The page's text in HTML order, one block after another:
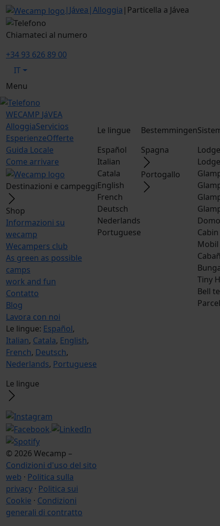
| Jávea |Alloggia | Particella a Jávea
Chiamateci al numero
+34 93 626 89 00
IT
Menu
WECAMP JáVEA
AlloggiaServicios
EsperienzeOfferte
Guida Locale
Come arrivare
Destinazioni e campeggi
Shop
Informazioni su
wecamp
Wecampers club
As green as possible
camps
work and fun
Contatto
Blog
Lavora con noi
Le lingue: Español,
Italian, Catala, English,
French, Deutsch,
Nederlands, Portuguese
Le lingue
© 2026 Wecamp –
Condizioni d'uso del sito
web · Politica sulla
privacy · Politica sui
Cookie · Condizioni
generali di contratto
Le lingue
Español
Italian
Catala
English
French
Deutsch
Nederlands
Portuguese
Bestemmingen
Spagna
Portogallo
Domo
Mobil
Tiny
Bell